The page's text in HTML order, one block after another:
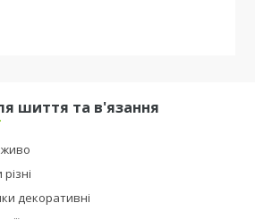
шиття та в'язання
декоративні